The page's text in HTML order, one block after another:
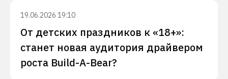
19.06.2026 19:10
От детских праздников к «18+»:
станет новая аудитория драйвером
роста Build-A-Bear?